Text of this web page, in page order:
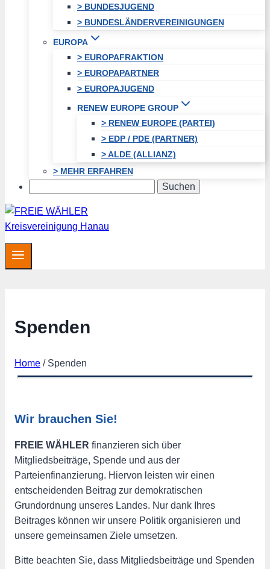
> BUNDESJUGEND
> BUNDESLÄNDERVEREINIGUNGEN
EUROPA
> EUROPAFRAKTION
> EUROPAPARTNER
> EUROPAJUGEND
RENEW EUROPE GROUP
> RENEW EUROPE (PARTEI)
> EDP / PDE (PARTNER)
> ALDE (ALLIANZ)
> MEHR ERFAHREN
Spenden
Home / Spenden
Wir brauchen Sie!
FREIE WÄHLER finanzieren sich über
Mitgliedsbeiträge, Spende und aus der
Parteienfinanzierung. Hiervon leisten wir einen
entscheidenden Beitrag zur demokratischen
Grundordnung unseres Landes. Nur dank Ihres
Beitrages können wir unsere Politik organisieren und
unsere gemeinsamen Ziele umsetzen.
Bitte beachten Sie, dass Mitgliedsbeiträge und Spenden